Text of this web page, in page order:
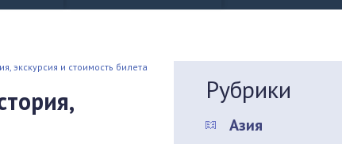
экскурсия и стоимость билета
Рубрики
Азия